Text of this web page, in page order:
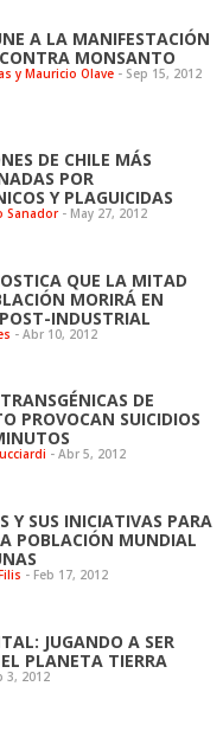
A LA MANIFESTACIÓN
MONSANTO
y Mauricio Olave - Sep 15, 2012
DE CHILE MÁS
POR
Y PLAGUICIDAS
Sanador- May 27, 2012
QUE LA MITAD
MORIRÁ EN
INDUSTRIAL
- Abr 10, 2012
DE
PROVOCAN SUICIDIOS
- Abr 5, 2012
Y SUS INICIATIVAS PARA
POBLACIÓN MUNDIAL
- Feb 17, 2012
JUGANDO A SER
PLANETA TIERRA
3, 2012